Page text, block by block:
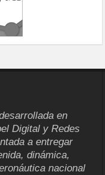
en
Digital y Redes
a entregar
dinámica,
nacional